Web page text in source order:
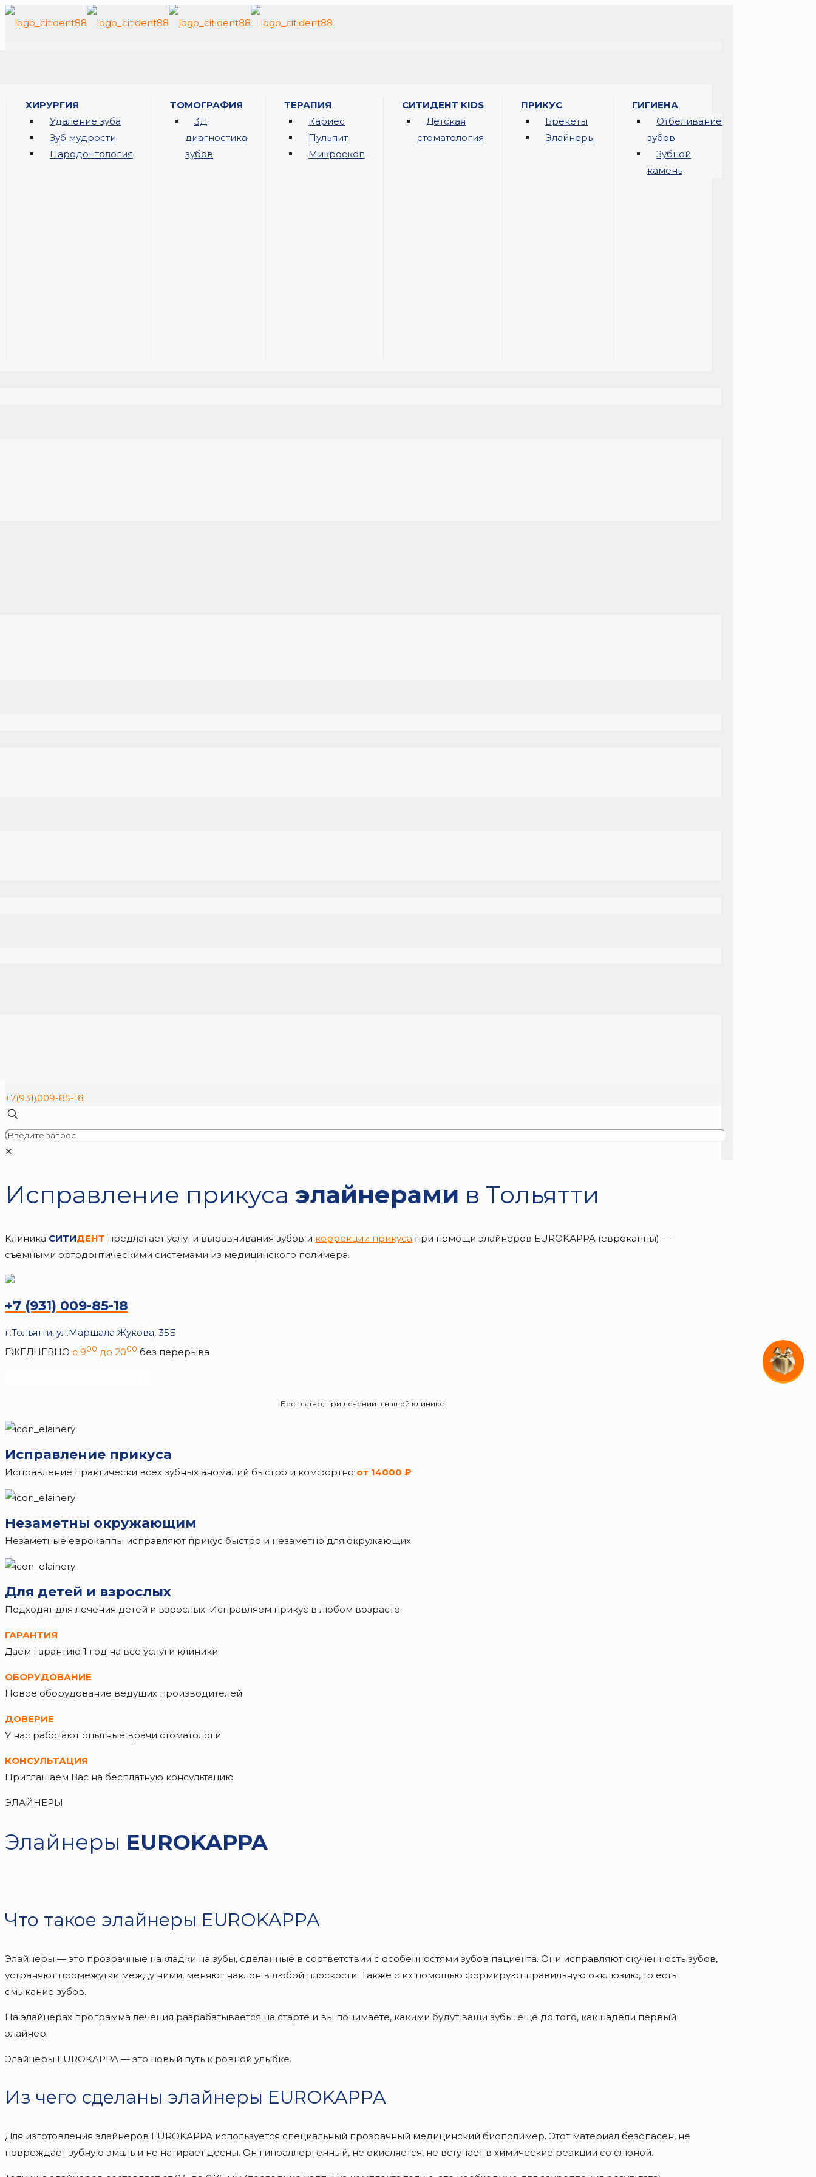
ХИРУРГИЯ
Удаление зуба
Зуб мудрости
Пародонтология
ТОМОГРАФИЯ
3Д
диагностика
зубов
ТЕРАПИЯ
Кариес
Пульпит
Микроскоп
СИТИДЕНТ KIDS
Детская
стоматология
ПРИКУС
Брекеты
Элайнеры
ГИГИЕНА
Отбеливание
зубов
Зубной
камень
+7(931)009-85-18
✕
Исправление прикуса элайнерами в Тольятти
Клиника СИТИДЕНТ предлагает услуги выравнивания зубов и коррекции прикуса при помощи элайнеров EUROKAPPA (еврокаппы) —
съемными ортодонтическими системами из медицинского полимера.
+7 (931) 009-85-18
г.Тольятти, ул.Маршала Жукова, 35Б
ЕЖЕДНЕВНО с 900 до 2000 без перерыва
Бесплатно, при лечении в нашей клинике.
Исправление прикуса
Исправление практически всех зубных аномалий быстро и комфортно от 14000 ₽
Незаметны окружающим
Незаметные еврокаппы исправляют прикус быстро и незаметно для окружающих
Для детей и взрослых
Подходят для лечения детей и взрослых. Исправляем прикус в любом возрасте.
ГАРАНТИЯ
Даем гарантию 1 год на все услуги клиники
ОБОРУДОВАНИЕ
Новое оборудование ведущих производителей
ДОВЕРИЕ
У нас работают опытные врачи стоматологи
КОНСУЛЬТАЦИЯ
Приглашаем Вас на бесплатную консультацию
ЭЛАЙНЕРЫ
Элайнеры EUROKAPPA
Что такое элайнеры EUROKAPPA
Элайнеры — это прозрачные накладки на зубы, сделанные в соответствии с особенностями зубов пациента. Они исправляют скученность зубов,
устраняют промежутки между ними, меняют наклон в любой плоскости. Также с их помощью формируют правильную окклюзию, то есть
смыкание зубов.
На элайнерах программа лечения разрабатывается на старте и вы понимаете, какими будут ваши зубы, еще до того, как надели первый
элайнер.
Элайнеры EUROKAPPA — это новый путь к ровной улыбке.
Из чего сделаны элайнеры EUROKAPPA
Для изготовления элайнеров EUROKAPPA используется специальный прозрачный медицинский биополимер. Этот материал безопасен, не
повреждает зубную эмаль и не натирает десны. Он гипоаллергенный, не окисляется, не вступает в химические реакции со слюной.